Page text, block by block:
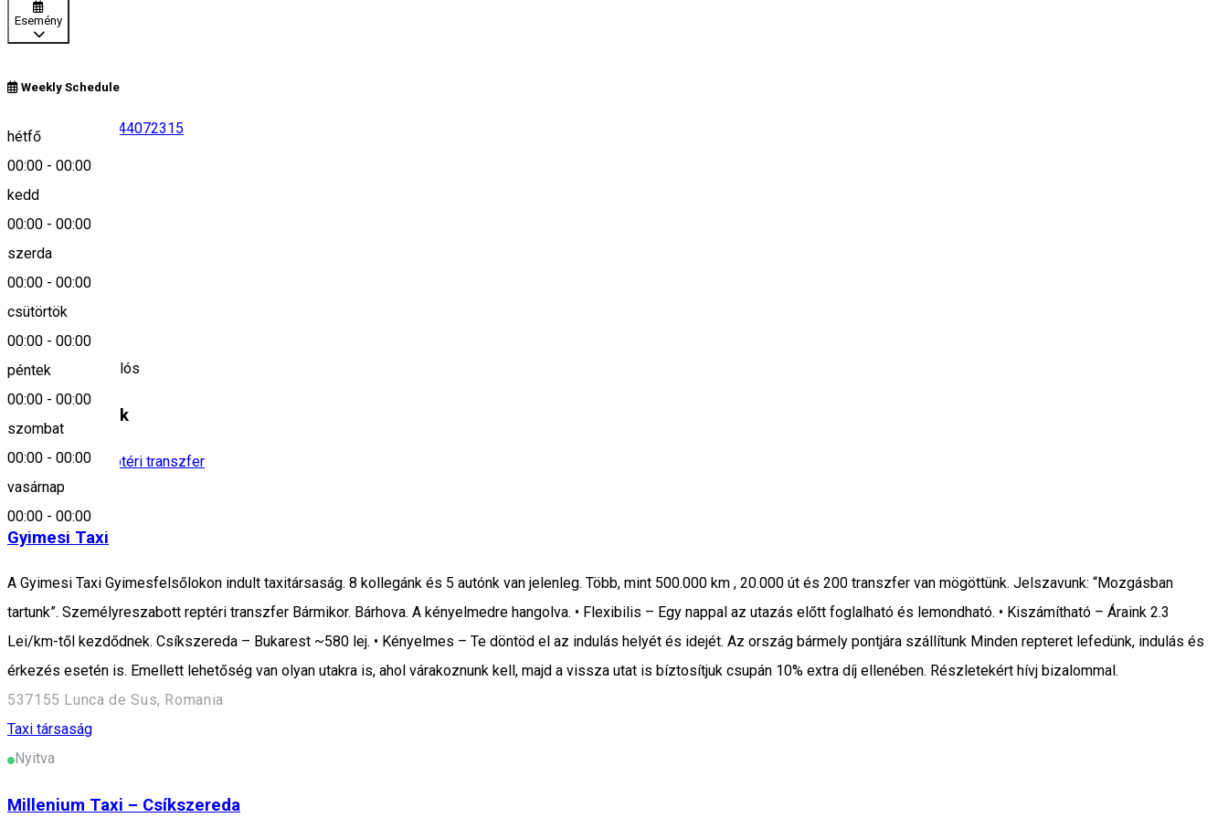
Esemény
Weekly Schedule
hétfő
00:00 - 00:00
kedd
00:00 - 00:00
szerda
00:00 - 00:00
csütörtök
00:00 - 00:00
péntek
00:00 - 00:00
szombat
00:00 - 00:00
vasárnap
00:00 - 00:00
0746136602 0744072315
Leírás
+40746136602
+40744072315
Gyergyószentmiklós
Hasonló helyek
Taxi társaság
Reptéri transzfer
Nyitva
Gyimesi Taxi
A Gyimesi Taxi Gyimesfelsőlokon indult taxitársaság. 8 kollegánk és 5 autónk van jelenleg. Több, mint 500.000 km , 20.000 út és 200 transzfer van mögöttünk. Jelszavunk: “Mozgásban
tartunk”. Személyreszabott reptéri transzfer Bármikor. Bárhova. A kényelmedre hangolva. • Flexibilis – Egy nappal az utazás előtt foglalható és lemondható. • Kiszámítható – Áraink 2.3
Lei/km-től kezdődnek. Csíkszereda – Bukarest ~580 lej. • Kényelmes – Te döntöd el az indulás helyét és idejét. Az ország bármely pontjára szállítunk Minden repteret lefedünk, indulás és
érkezés esetén is. Emellett lehetőség van olyan utakra is, ahol várakoznunk kell, majd a vissza utat is bíztosítjuk csupán 10% extra díj ellenében. Részletekért hívj bizalommal.
537155 Lunca de Sus, Romania
Taxi társaság
Nyitva
Millenium Taxi – Csíkszereda